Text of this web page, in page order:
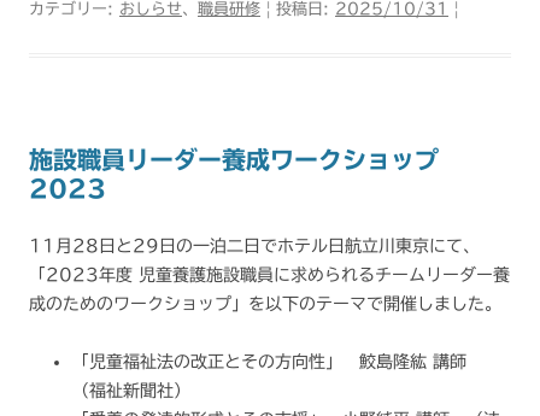
カテゴリー: おしらせ、 職員研修 | 投稿日: 2025/10/31 |
施設職員リーダー養成ワークショップ
2023
11月28日と29日の一泊二日でホテル日航立川東京にて、
「2023年度 児童養護施設職員に求められるチームリーダー養
成のためのワークショップ」を以下のテーマで開催しました。
「児童福祉法の改正とその方向性」 鮫島隆紘 講師
（福祉新聞社）